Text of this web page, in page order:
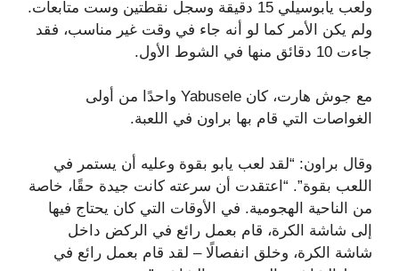
ولعب يابوسيلي 15 دقيقة وسجل نقطتين وست متابعات.
ولم يكن الأمر كما لو أنه جاء في وقت غير مناسب، فقد
جاءت 10 دقائق منها في الشوط الأول.
مع جوش هارت، كان Yabusele واحدًا من أولى
الغواصات التي قام بها براون في اللعبة.
وقال براون: “لقد لعب يابو بقوة وعليه أن يستمر في
اللعب بقوة”. “اعتقدت أن سرعته كانت جيدة حقًا، خاصة
من الناحية الهجومية. في الأوقات التي كان يحتاج فيها
إلى شاشة الكرة، قام بعمل رائع في الركض داخل
شاشة الكرة، وخلق انفصالًا – لقد قام بعمل رائع في